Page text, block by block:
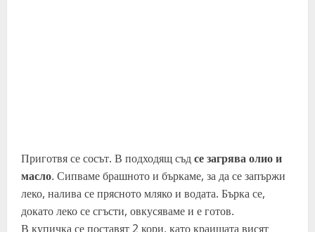
Приготвя се сосът. В подходящ съдсе загрява олио и
масло. Сипваме брашното и бъркаме, за да се запържи
леко, налива се прясното мляко и водата. Бърка се,
докато леко се сгъсти, овкусяваме и е готов.
В купичка се поставят 2 кори, като краищата висят